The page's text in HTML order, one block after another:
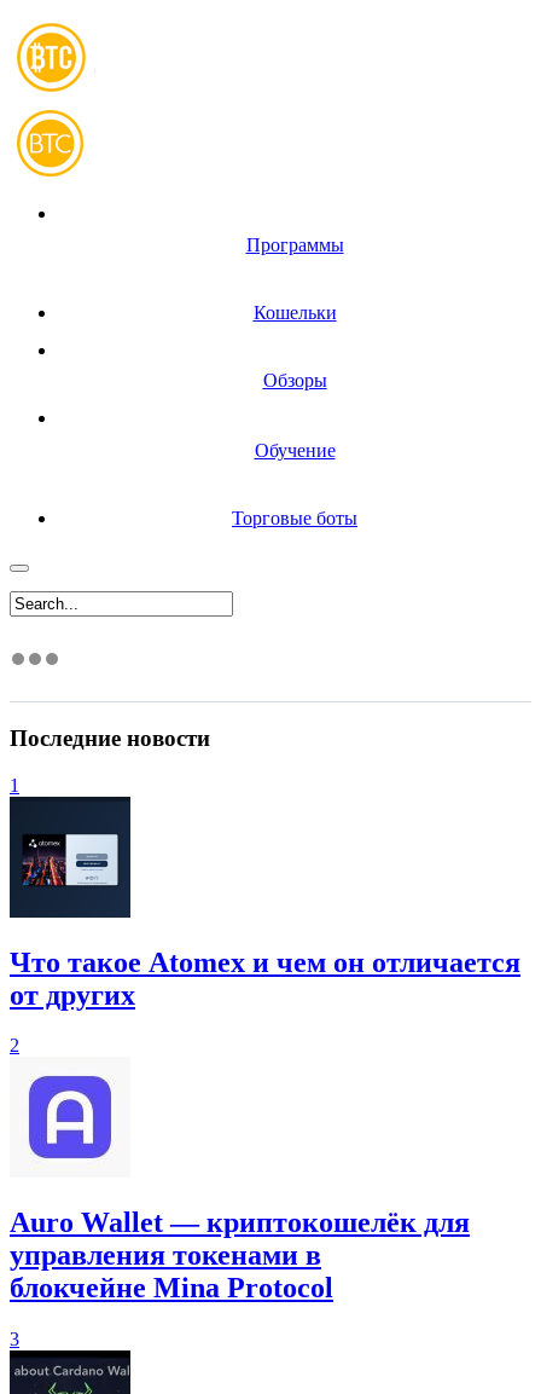
Программы
Кошельки
Обзоры
Обучение
Торговые боты
Последние новости
1
Что такое Atomex и чем он отличается
от других
2
Auro Wallet — криптокошелёк для
управления токенами в
блокчейне Mina Protocol
3